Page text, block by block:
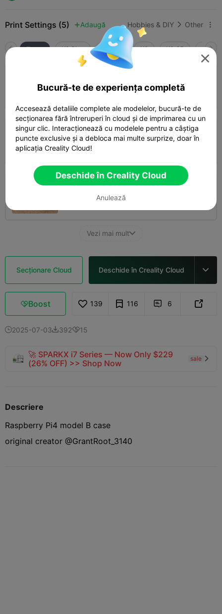
Print Settings (5)  Adaugă Hobbies & DIY  Other 
Toate K2 Plus K2 Pro K2 K2 SE
01h 42m 1 plates 
0.2mm layer, 2 walls, 15% infill PLA
 01h 41m
0.2mm layer, 2 walls, 15% infill
Vezi mai mult
Secționare Cloud Deschide în Creality Cloud 
Boost 139 116  6 
2025-07-0339215
🚀 SPARKX i7 Series — Now Only $229
(26% OFF) >> Shop Now
sale 
Descriere
Raspberry Pi4 model B case
original creator @GrantRoot_3140

Bucură-te de experiența completă
Accesează detaliile complete ale modelelor, bucură-te de
secționarea fără întreruperi în cloud și de imprimarea cu un
singur clic. Interacționează cu modelele pentru a câștiga
puncte exclusive și a debloca mai multe surprize, doar în
aplicația Creality Cloud!
Deschide în Creality Cloud
Anulează